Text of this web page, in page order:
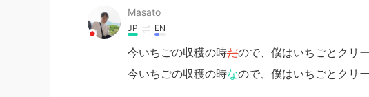
Masato
JP EN
今いちごの収穫の時だので、僕はいちごとクリ
今いちごの収穫の時なので、僕はいちごとクリ